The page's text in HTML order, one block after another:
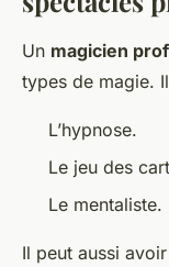
Un magicien
types de magie.
L’hypnose.
Le jeu des
Le mentaliste.
Il peut aussi